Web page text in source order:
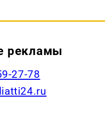
рекламы
27-78